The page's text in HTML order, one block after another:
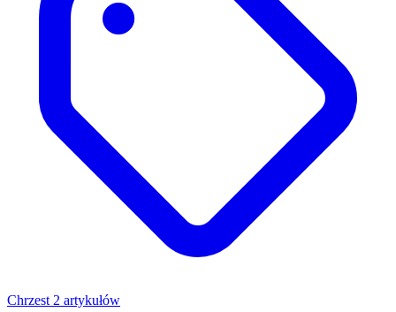
Chrzest 2 artykułów